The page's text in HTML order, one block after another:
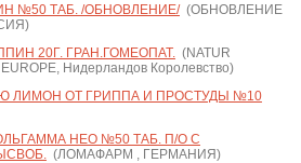
№50 ТАБ. /ОБНОВЛЕНИЕ/(ОБНОВЛЕНИЕ
20Г. ГРАН.ГОМЕОПАТ.(NATUR
Нидерландов Королевство)
ЛИМОН ОТ ГРИППА И ПРОСТУДЫ №10
НЕО №50 ТАБ. П/О С
(ЛОМАФАРМ , ГЕРМАНИЯ)